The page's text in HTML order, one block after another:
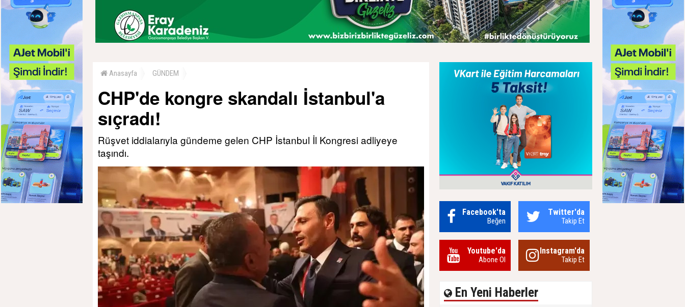
Anasayfa GÜNDEM
CHP'de kongre skandalı İstanbul'a
sıçradı!
Rüşvet iddialarıyla gündeme gelen CHP İstanbul İl Kongresi adliyeye
taşındı.
Facebook'ta
Beğen
Twitter'da
Takip Et
Youtube'da
Abone Ol
Instagram'da
Takip Et
En Yeni Haberler